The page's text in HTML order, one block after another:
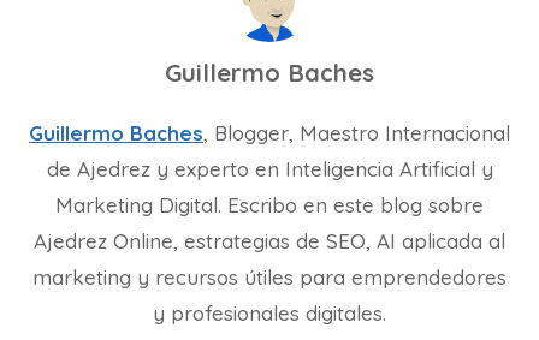
Guillermo Baches
Guillermo Baches, Blogger, Maestro Internacional
de Ajedrez y experto en Inteligencia Artificial y
Marketing Digital. Escribo en este blog sobre
Ajedrez Online, estrategias de SEO, AI aplicada al
marketing y recursos útiles para emprendedores
y profesionales digitales.